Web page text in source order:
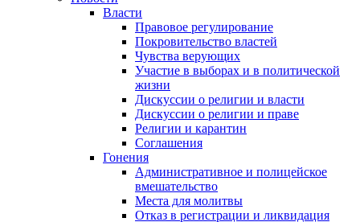
Власти
Правовое регулирование
Покровительство властей
Чувства верующих
Участие в выборах и в политической
жизни
Дискуссии о религии и власти
Дискуссии о религии и праве
Религии и карантин
Соглашения
Гонения
Административное и полицейское
вмешательство
Места для молитвы
Отказ в регистрации и ликвидация